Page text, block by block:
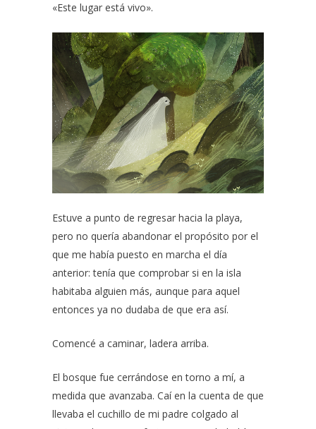
«Este lugar está vivo».
Estuve a punto de regresar hacia la playa,
pero no quería abandonar el propósito por el
que me había puesto en marcha el día
anterior: tenía que comprobar si en la isla
habitaba alguien más, aunque para aquel
entonces ya no dudaba de que era así.
Comencé a caminar, ladera arriba.
El bosque fue cerrándose en torno a mí, a
medida que avanzaba. Caí en la cuenta de que
llevaba el cuchillo de mi padre colgado al